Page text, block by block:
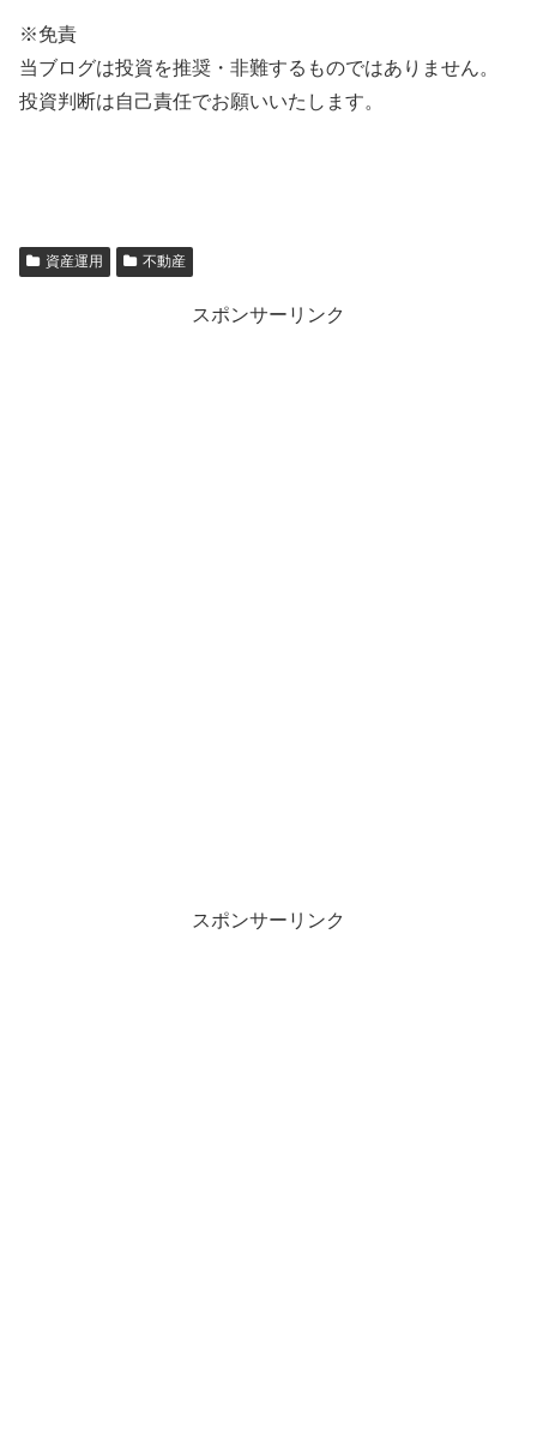
※免責
当ブログは投資を推奨・非難するものではありません。
投資判断は自己責任でお願いいたします。
資産運用 不動産
スポンサーリンク
スポンサーリンク